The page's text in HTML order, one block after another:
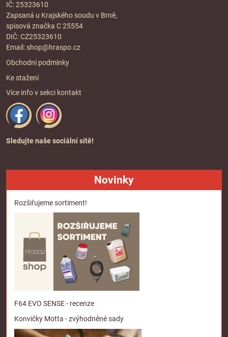
IČ: 25323610
Zapsaná u Krajského soudu v Brně,
spisová značka C 25554
DIČ: CZ25323610
Email: shop@hraspo.cz
Obchodní podmínky
Ke stažení
Více info v sekci kontakt
Sledujte naše sociální sítě!
Novinky
Rozšiřujeme sortiment!
F64 EVO SENSE - recenze
Konvičky Motta - zvýhodněné sady